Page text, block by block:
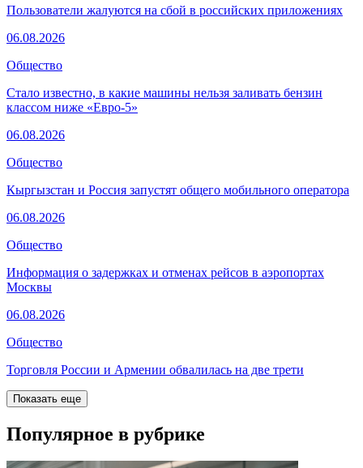
Пользователи жалуются на сбой в российских приложениях
06.08.2026
Общество
Стало известно, в какие машины нельзя заливать бензин
классом ниже «Евро-5»
06.08.2026
Общество
Кыргызстан и Россия запустят общего мобильного оператора
06.08.2026
Общество
Информация о задержках и отменах рейсов в аэропортах
Москвы
06.08.2026
Общество
Торговля России и Армении обвалилась на две трети
Показать еще
Популярное в рубрике